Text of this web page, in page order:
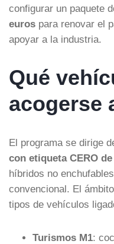
configurar un paquete
euros para renovar el
apoyar a la industria.
Qué
acogerse
El programa se dirige
con etiqueta CERO
híbridos no
convencional. El
tipos de vehículos
Turismos M1: